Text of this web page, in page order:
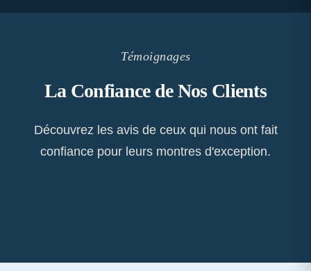
Témoignages
La Confiance de Nos Clients
Découvrez les avis de ceux qui nous ont fait
confiance pour leurs montres d'exception.